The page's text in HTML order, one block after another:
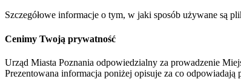
Szczegółowe informacje o tym, w jaki sposób używane są
Cenimy Twoją prywatność
Urząd Miasta Poznania odpowiedzialny za prowadzenie
Prezentowana informacja poniżej opisuje za co